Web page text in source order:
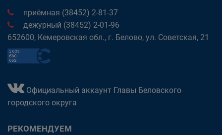
приёмная (38452) 2-81-37
дежурный (38452) 2-01-96
652600, Кемеровская обл., г. Белово, ул. Советская, 21
Официальный аккаунт Главы Беловского
городского округа
РЕКОМЕНДУЕМ